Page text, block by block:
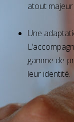
atout
Une
gamme de
leur identité.